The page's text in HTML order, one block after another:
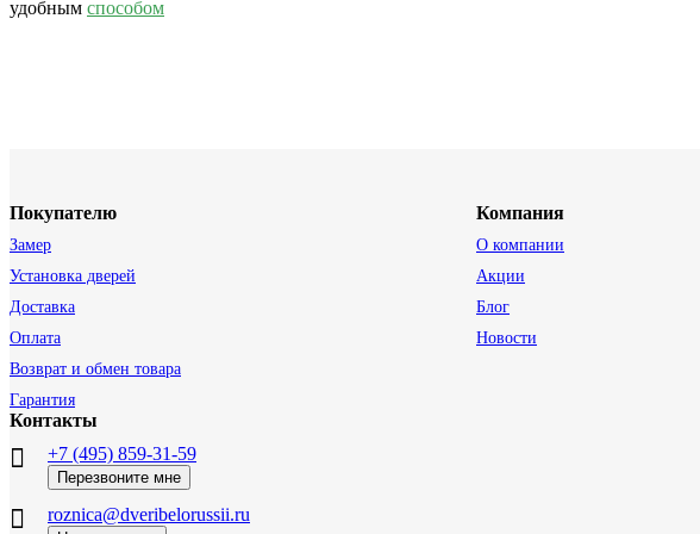
удобным способом
Покупателю
Замер
Установка дверей
Доставка
Оплата
Возврат и обмен товара
Гарантия
Компания
О компании
Акции
Блог
Новости
Контакты
+7 (495) 859-31-59
Перезвоните мне
roznica@dveribelorussii.ru